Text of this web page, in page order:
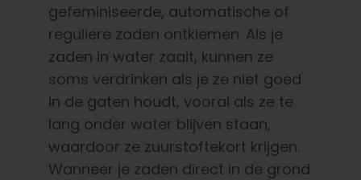
gefeminiseerde, automatische of
reguliere zaden ontkiemen. Als je
zaden in water zaait, kunnen ze
soms verdrinken als je ze niet goed
in de gaten houdt, vooral als ze te
lang onder water blijven staan,
waardoor ze zuurstoftekort krijgen.
Wanneer je zaden direct in de grond